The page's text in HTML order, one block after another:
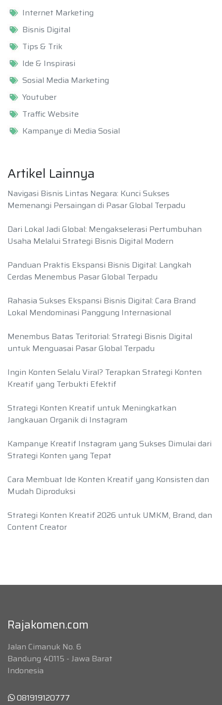
Internet Marketing
Bisnis Digital
Tips & Trik
Ide & Inspirasi
Sosial Media Marketing
Youtuber
Traffic Website
Kampanye di Media Sosial
Artikel Lainnya
Navigasi Bisnis Lintas Negara: Kunci Sukses
Memenangi Persaingan di Pasar Global Terpadu
Dari Lokal Jadi Global: Mengakselerasi Pertumbuhan
Usaha Melalui Strategi Bisnis Digital Modern
Panduan Praktis Ekspansi Bisnis Digital: Langkah
Cerdas Menembus Pasar Global Terpadu
Rahasia Sukses Ekspansi Bisnis Digital: Cara Brand
Lokal Mendominasi Panggung Internasional
Menembus Batas Teritorial: Strategi Bisnis Digital
untuk Menguasai Pasar Global Terpadu
Ingin Konten Selalu Viral? Terapkan Strategi Konten
Kreatif yang Terbukti Efektif
Strategi Konten Kreatif untuk Meningkatkan
Jangkauan Organik di Instagram
Kampanye Kreatif Instagram yang Sukses Dimulai dari
Strategi Konten yang Tepat
Cara Membuat Ide Konten Kreatif yang Konsisten dan
Mudah Diproduksi
Strategi Konten Kreatif 2026 untuk UMKM, Brand, dan
Content Creator
Rajakomen.com
Jalan Cimanuk No. 6
Bandung 40115 - Jawa Barat
Indonesia
081919120777